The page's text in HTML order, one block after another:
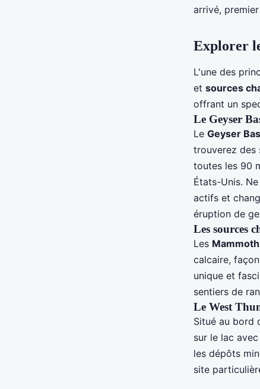
arrivé,
Explorer
L'une des
et sources
offrant un
Le Geyser
Le Geyser
trouverez des
toutes les 90
États-Unis.
actifs et
éruption de
Les sources
Les
calcaire,
unique et
sentiers de
Le West
Situé au bord
sur le lac
les dépôts
site